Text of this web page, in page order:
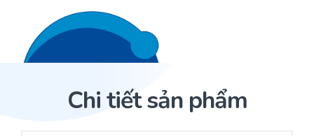
Trang ChủChi tiết sản phẩm